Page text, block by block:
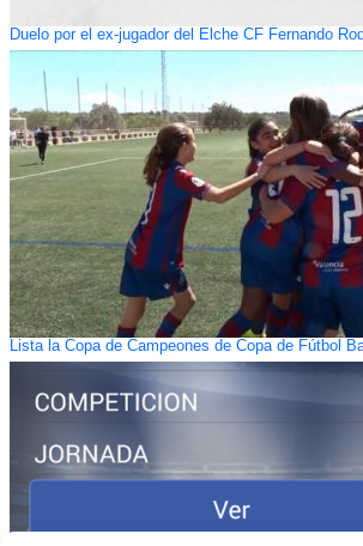
Duelo por el ex-jugador del Elche CF Fernando
Lista la Copa de Campeones de Copa de Fútbol